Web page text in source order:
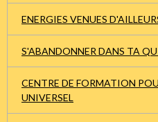
ENERGIES VENUES
S'ABANDONNER DANS TA
CENTRE DE FORMATION
UNIVERSEL